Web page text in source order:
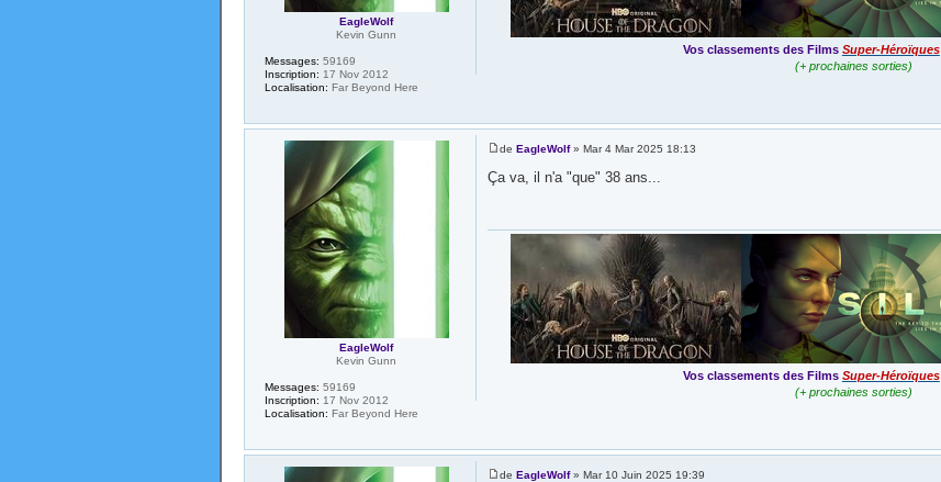
Vos classements des Films Super-Héroïques
(+ prochaines sorties)
EagleWolf
Kevin Gunn
Messages: 59169
Inscription: 17 Nov 2012
Localisation: Far Beyond Here
de EagleWolf» Mar 4 Mar 2025 18:13
Ça va, il n'a "que" 38 ans...
Vos classements des Films Super-Héroïques
(+ prochaines sorties)
EagleWolf
Kevin Gunn
Messages: 59169
Inscription: 17 Nov 2012
Localisation: Far Beyond Here
de EagleWolf» Mar 10 Juin 2025 19:39